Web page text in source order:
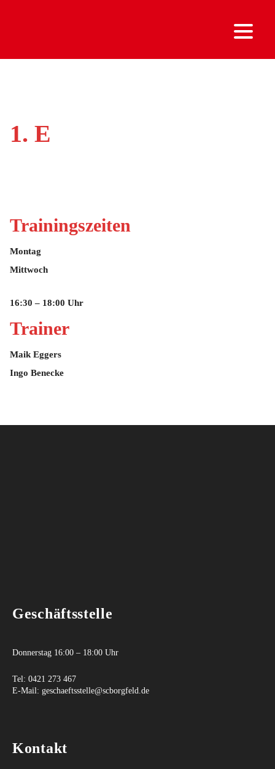
1. E
Trainingszeiten
Montag
Mittwoch
16:30 – 18:00 Uhr
Trainer
Maik Eggers
Ingo Benecke
Geschäftsstelle
Donnerstag 16:00 – 18:00 Uhr
Tel: 0421 273 467
E-Mail: geschaeftsstelle@scborgfeld.de
Kontakt